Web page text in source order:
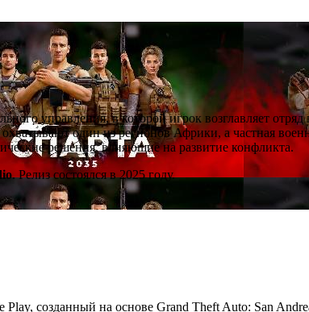
управления, в которой игрок возглавляет
один из регионов Африки, а частная
решения, влияющие на развитие конфликта.
. Релиз состоялся в 2025 году.
Play, созданный на основе Grand Theft Auto: San